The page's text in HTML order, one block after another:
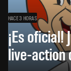
HACE 3 HORAS
¡Es oficial!
live-action